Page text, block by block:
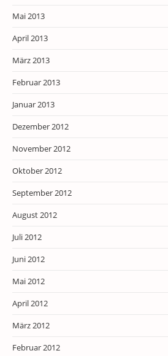
Mai 2013
April 2013
März 2013
Februar 2013
Januar 2013
Dezember 2012
November 2012
Oktober 2012
September 2012
August 2012
Juli 2012
Juni 2012
Mai 2012
April 2012
März 2012
Februar 2012